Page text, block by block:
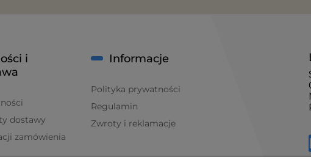
i
dostawy
zamówienia
Informacje
Polityka prywatności
Regulamin
Zwroty i reklamacje